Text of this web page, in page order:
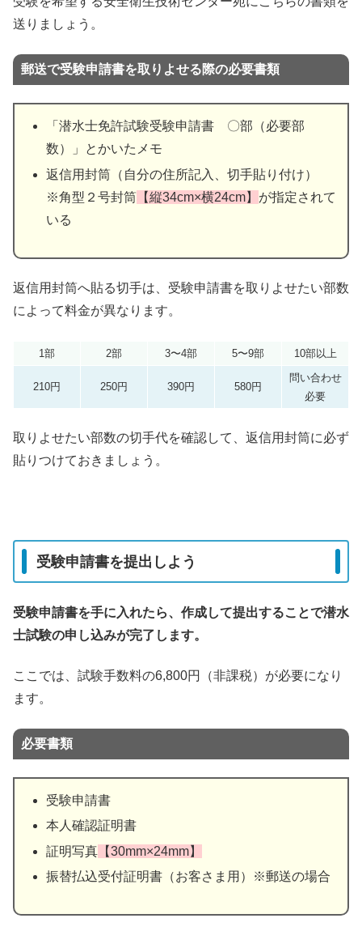
送りましょう。
郵送で受験申請書を取りよせる際の必要書類
「潜水士免許試験受験申請書 〇部（必要部
数）」とかいたメモ
返信用封筒（自分の住所記入、切手貼り付け）
※角型２号封筒 【縦34cm×横24cm】 が指定されて
いる
返信用封筒へ貼る切手は、受験申請書を取りよせたい部数
によって料金が異なります。
1部 2部 3〜4部 5〜9部 10部以上
210円 250円 390円 580円
問い合わせ
必要
取りよせたい部数の切手代を確認して、返信用封筒に必ず
貼りつけておきましょう。
受験申請書を提出しよう
受験申請書を手に入れたら、作成して提出することで潜水
士試験の申し込みが完了します。
ここでは、試験手数料の6,800円（非課税）が必要になり
ます。
必要書類
受験申請書
本人確認証明書
証明写真 【30mm×24mm】
振替払込受付証明書（お客さま用）※郵送の場合